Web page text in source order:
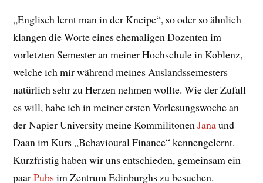
„Englisch lernt man in der Kneipe“, so oder so ähnlich
klangen die Worte eines ehemaligen Dozenten im
vorletzten Semester an meiner Hochschule in Koblenz,
welche ich mir während meines Auslandssemesters
natürlich sehr zu Herzen nehmen wollte. Wie der Zufall
es will, habe ich in meiner ersten Vorlesungswoche an
der Napier University meine KommilitonenJanaund
Daan im Kurs „Behavioural Finance“ kennengelernt.
Kurzfristig haben wir uns entschieden, gemeinsam ein
paarPubs im Zentrum Edinburghs zu besuchen.